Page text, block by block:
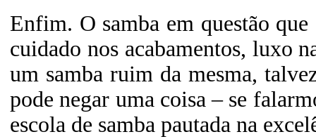
Enfim. O samba em questão
cuidado nos acabamentos, luxo
um samba ruim da mesma,
pode negar uma coisa – se
escola de samba pautada na